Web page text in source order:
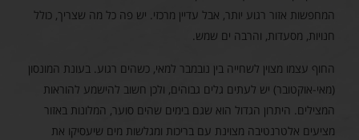
המחפשות אזור רגוע יותר, אבל עדיין מרכזי. יש פה כל מה שצריך, כולל
חנויות, מסעדות, והרבה ים שמש.
החוף עצמו מצוין לשחייה בין נובמבר למאי, כשהים רגוע. בעונת המונסון
(מאי-אוקטובר) יש לעתים גלים גבוהים, ולכן חשוב להישמע להוראות
המצילים. היתרון הגדול הוא שגם בימים שהים סוער, המלונות באזור
מציעים אלטרנטיבה מצוינת עם בריכות ומגלשות מים שיעסיקו את